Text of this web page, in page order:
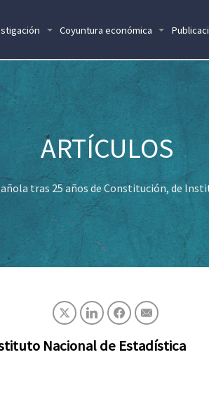
Coyuntura económica
tras 25 años de Constitución, de
Nacional de Estadística